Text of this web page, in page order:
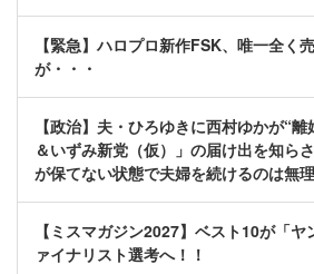
【緊急】ハロプロ新作FSK、唯一全く
が・・・
【政治】夫・ひろゆきに西村ゆかが“
＆いずみ新党（仮）」の届け出を知ら
が保てない状態で夫婦を続けるのは無理
【ミスマガジン2027】ベスト10が「
ァイナリスト選考へ！！